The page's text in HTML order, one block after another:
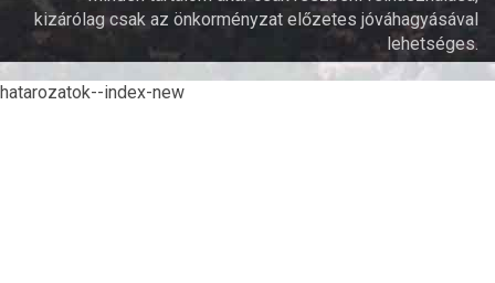
kizárólag csak az önkorményzat előzetes jóváhagyásával
lehetséges.
hatarozatok--index-new